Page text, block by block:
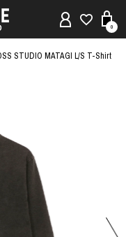
0
STUDIO MATAGI L/S T-Shirt